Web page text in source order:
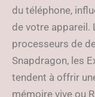
du téléphone,
de votre appareil.
processeurs de
Snapdragon, les
tendent à offrir
mémoire vive ou